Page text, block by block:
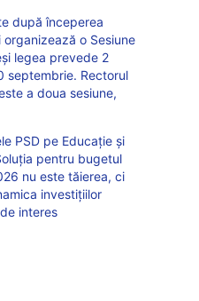
după începerea
o Sesiune
legea prevede 2
septembrie. Rectorul
a doua sesiune,
PSD pe Educație și
pentru bugetul
nu este tăierea, ci
investițiilor
interes